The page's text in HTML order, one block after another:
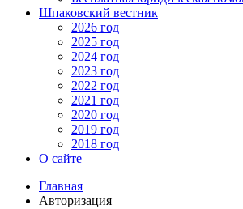
Шпаковский вестник
2026 год
2025 год
2024 год
2023 год
2022 год
2021 год
2020 год
2019 год
2018 год
О сайте
Главная
Авторизация